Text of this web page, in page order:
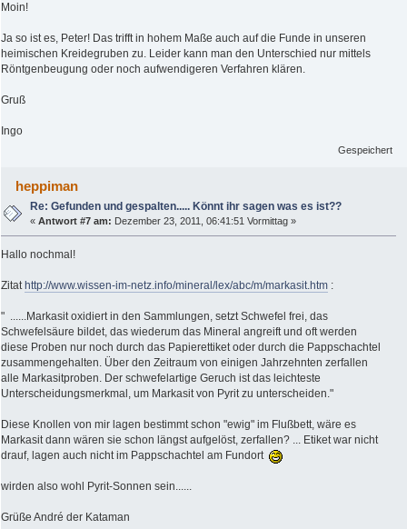
Moin!
Ja so ist es, Peter! Das trifft in hohem Maße auch auf die Funde in unseren
heimischen Kreidegruben zu. Leider kann man den Unterschied nur mittels
Röntgenbeugung oder noch aufwendigeren Verfahren klären.
Gruß
Ingo
Gespeichert
heppiman
Re: Gefunden und gespalten..... Könnt ihr sagen was es ist??
«Antwort #7 am: Dezember 23, 2011, 06:41:51 Vormittag »
Hallo nochmal!
Zitat http://www.wissen-im-netz.info/mineral/lex/abc/m/markasit.htm :
" ......Markasit oxidiert in den Sammlungen, setzt Schwefel frei, das
Schwefelsäure bildet, das wiederum das Mineral angreift und oft werden
diese Proben nur noch durch das Papierettiket oder durch die Pappschachtel
zusammengehalten. Über den Zeitraum von einigen Jahrzehnten zerfallen
alle Markasitproben. Der schwefelartige Geruch ist das leichteste
Unterscheidungsmerkmal, um Markasit von Pyrit zu unterscheiden."
Diese Knollen von mir lagen bestimmt schon "ewig" im Flußbett, wäre es
Markasit dann wären sie schon längst aufgelöst, zerfallen? ... Etiket war nicht
drauf, lagen auch nicht im Pappschachtel am Fundort
wirden also wohl Pyrit-Sonnen sein......
Grüße André der Kataman